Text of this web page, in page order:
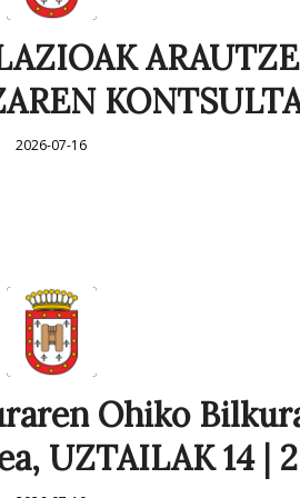
2026-07-16
Ohiko
UZTAILAK 14 |